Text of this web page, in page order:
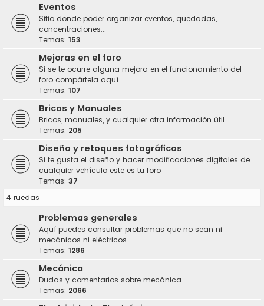
Eventos
Sitio donde poder organizar eventos, quedadas,
concentraciones...
Temas: 153
Mejoras en el foro
Si se te ocurre alguna mejora en el funcionamiento del
foro compártela aquí
Temas: 107
Bricos y Manuales
Bricos, manuales, y cualquier otra información útil
Temas: 205
Diseño y retoques fotográficos
Si te gusta el diseño y hacer modificaciones digitales de
cualquier vehículo este es tu foro
Temas: 37
4 ruedas
Problemas generales
Aquí puedes consultar problemas que no sean ni
mecánicos ni eléctricos
Temas: 1286
Mecánica
Dudas y comentarios sobre mecánica
Temas: 2066